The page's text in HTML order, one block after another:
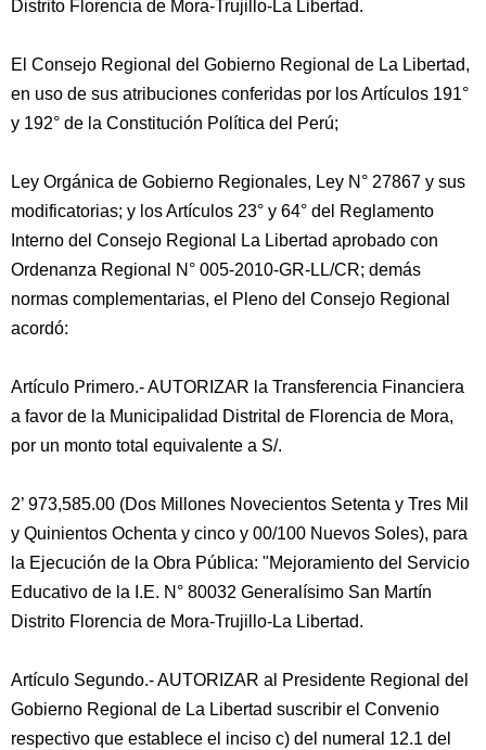
Distrito Florencia de Mora-Trujillo-La Libertad.
El Consejo Regional del Gobierno Regional de La Libertad,
en uso de sus atribuciones conferidas por los Artículos 191°
y 192° de la Constitución Política del Perú;
Ley Orgánica de Gobierno Regionales, Ley N° 27867 y sus
modificatorias; y los Artículos 23° y 64° del Reglamento
Interno del Consejo Regional La Libertad aprobado con
Ordenanza Regional N° 005-2010-GR-LL/CR; demás
normas complementarias, el Pleno del Consejo Regional
acordó:
Artículo Primero.- AUTORIZAR la Transferencia Financiera
a favor de la Municipalidad Distrital de Florencia de Mora,
por un monto total equivalente a S/.
2’ 973,585.00 (Dos Millones Novecientos Setenta y Tres Mil
y Quinientos Ochenta y cinco y 00/100 Nuevos Soles), para
la Ejecución de la Obra Pública: "Mejoramiento del Servicio
Educativo de la I.E. N° 80032 Generalísimo San Martín
Distrito Florencia de Mora-Trujillo-La Libertad.
Artículo Segundo.- AUTORIZAR al Presidente Regional del
Gobierno Regional de La Libertad suscribir el Convenio
respectivo que establece el inciso c) del numeral 12.1 del